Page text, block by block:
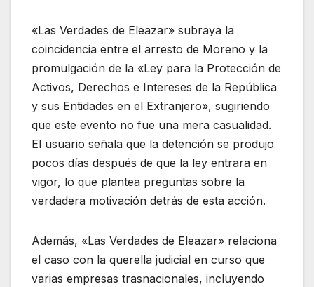
«Las Verdades de Eleazar» subraya la
coincidencia entre el arresto de Moreno y la
promulgación de la «Ley para la Protección de
Activos, Derechos e Intereses de la República
y sus Entidades en el Extranjero», sugiriendo
que este evento no fue una mera casualidad.
El usuario señala que la detención se produjo
pocos días después de que la ley entrara en
vigor, lo que plantea preguntas sobre la
verdadera motivación detrás de esta acción.
Además, «Las Verdades de Eleazar» relaciona
el caso con la querella judicial en curso que
varias empresas trasnacionales, incluyendo